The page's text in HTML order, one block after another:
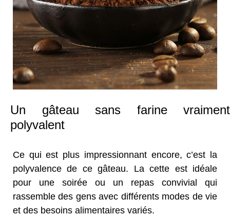
Un gâteau sans farine vraiment
polyvalent
Ce qui est plus impressionnant encore, c’est la
polyvalence de ce gâteau. La cette est idéale
pour une soirée ou un repas convivial qui
rassemble des gens avec différents modes de vie
et des besoins alimentaires variés.